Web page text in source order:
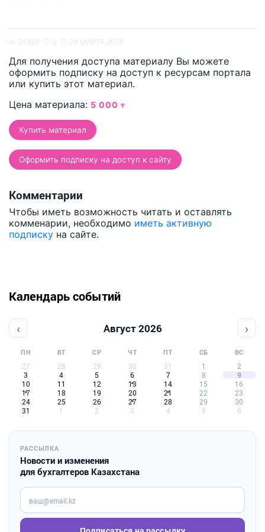
Для получения доступа материалу Вы можете
оформить подписку на доступ к ресурсам портала
или купить этот материал.
Цена материала: 5 000 ₸
Оформить подписку на доступ к сайту
Комментарии
Чтобы иметь возможность читать и оставлять
комменарии, необходимо иметь активную
подписку на сайте.
Календарь событий
‹ Август 2026 ›
ПН ВТ СР ЧТ ПТ СБ ВС
27 28 29 30 31 1
2
3
4 5 6 7 8
9
10
11 12 13 14 15
16
17
18 19 20 21 22
23
24
25 26 27 28 29
30
31
1 2 3 4 5 6
РАССЫЛКА
Новости и изменения
для бухгалтеров Казахстана
Введите ваш e-mail